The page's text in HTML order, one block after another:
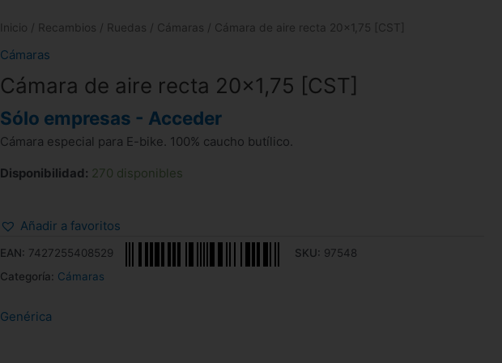
Inicio / Recambios / Ruedas / Cámaras / Cámara de aire recta 20×1,75 [CST]
Cámaras
Cámara de aire recta 20×1,75 [CST]
Sólo empresas - Acceder
Cámara especial para E-bike. 100% caucho butílico.
Disponibilidad: 270 disponibles
Añadir a favoritos
EAN: 7427255408529 SKU: 97548
Categoría: Cámaras
Genérica